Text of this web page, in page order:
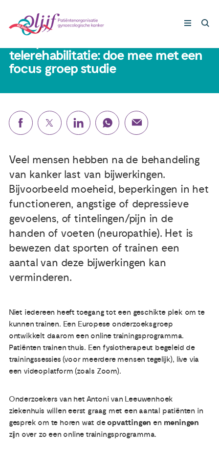
Nieuws
Agenda
Publicaties
Ervaringsdeskundigheid
Contact
Gynaecologische kankers
Lotgenoten
Leven met/na kanker
26 oktober 2023
telerehabilitatie: doe mee met een
focus groep studie
Veel mensen hebben na de behandeling
van kanker last van bijwerkingen.
Bijvoorbeeld moeheid, beperkingen in het
functioneren, angstige of depressieve
gevoelens, of tintelingen/pijn in de
handen of voeten (neuropathie). Het is
bewezen dat sporten of trainen een
aantal van deze bijwerkingen kan
verminderen.
Niet iedereen heeft toegang tot een geschikte plek om te
kunnen trainen. Een Europese onderzoeksgroep
ontwikkelt daarom een online trainingsprogramma.
Patiënten trainen thuis. Een fysiotherapeut begeleid de
trainingssessies (voor meerdere mensen tegelijk), live via
een videoplatform (zoals Zoom).
Onderzoekers van het Antoni van Leeuwenhoek
ziekenhuis willen eerst graag met een aantal patiënten in
gesprek om te horen wat deopvattingen en meningen
zijn over zo een online trainingsprogramma.